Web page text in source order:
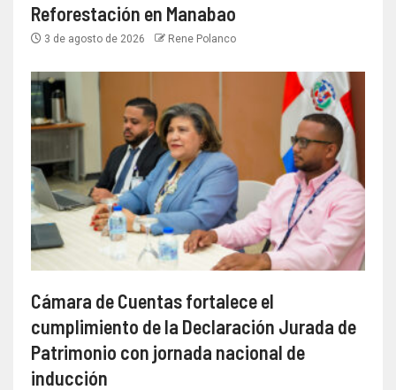
Reforestación en Manabao
3 de agosto de 2026 Rene Polanco
Cámara de Cuentas fortalece el
cumplimiento de la Declaración Jurada de
Patrimonio con jornada nacional de
inducción